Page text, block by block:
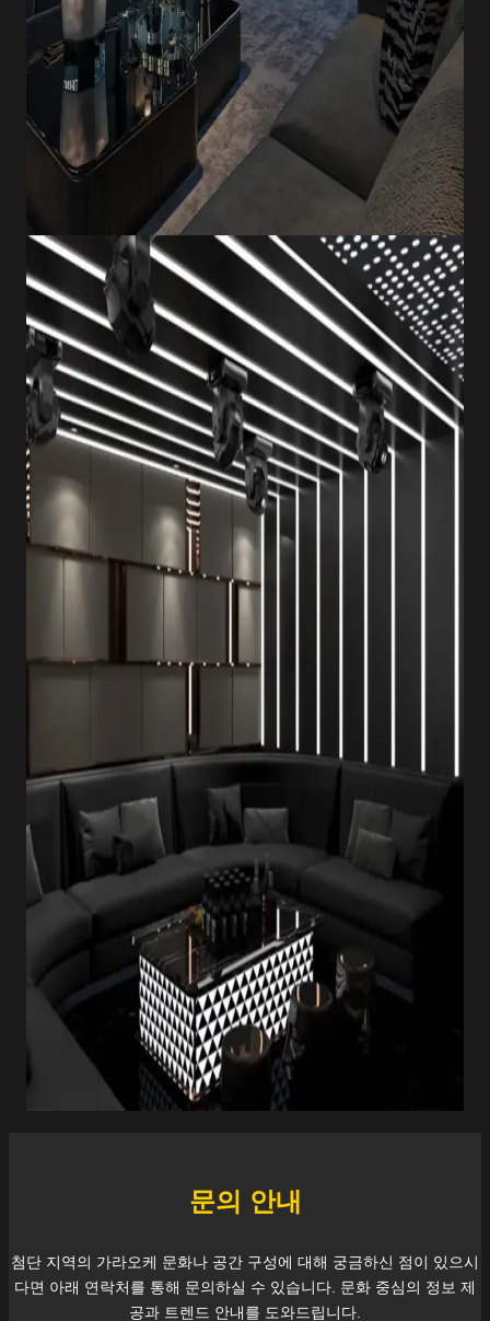
문의 안내
첨단 지역의 가라오케 문화나 공간 구성에 대해 궁금하신 점이 있으시
다면 아래 연락처를 통해 문의하실 수 있습니다. 문화 중심의 정보 제
공과 트렌드 안내를 도와드립니다.